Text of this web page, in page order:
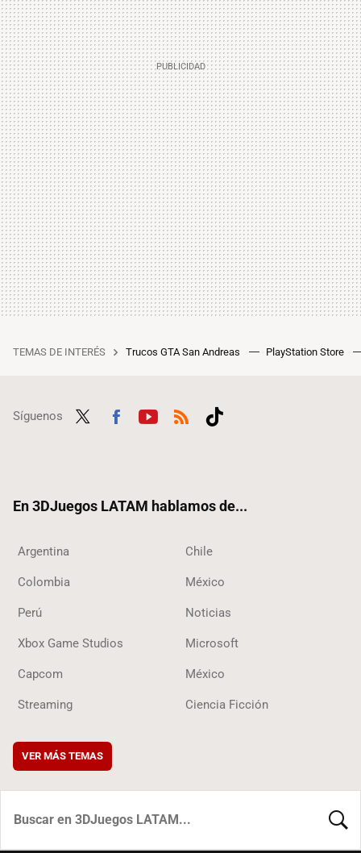
TEMAS DE INTERÉS Trucos GTA San Andreas PlayStation Store
Síguenos
En 3DJuegos LATAM hablamos de...
Argentina Chile
Colombia México
Perú Noticias
Xbox Game Studios Microsoft
Capcom México
Streaming Ciencia Ficción
VER MÁS TEMAS